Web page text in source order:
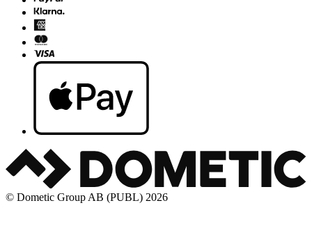
© Dometic Group AB (PUBL) 2026